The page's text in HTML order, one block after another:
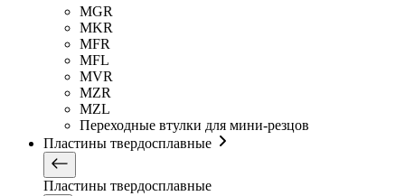
MGR
MKR
MFR
MFL
MVR
MZR
MZL
Переходные втулки для мини-резцов
Пластины твердосплавные
Пластины твердосплавные